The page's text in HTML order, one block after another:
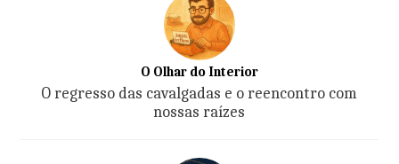
O Olhar do Interior
O regresso das cavalgadas e o reencontro com
nossas raízes